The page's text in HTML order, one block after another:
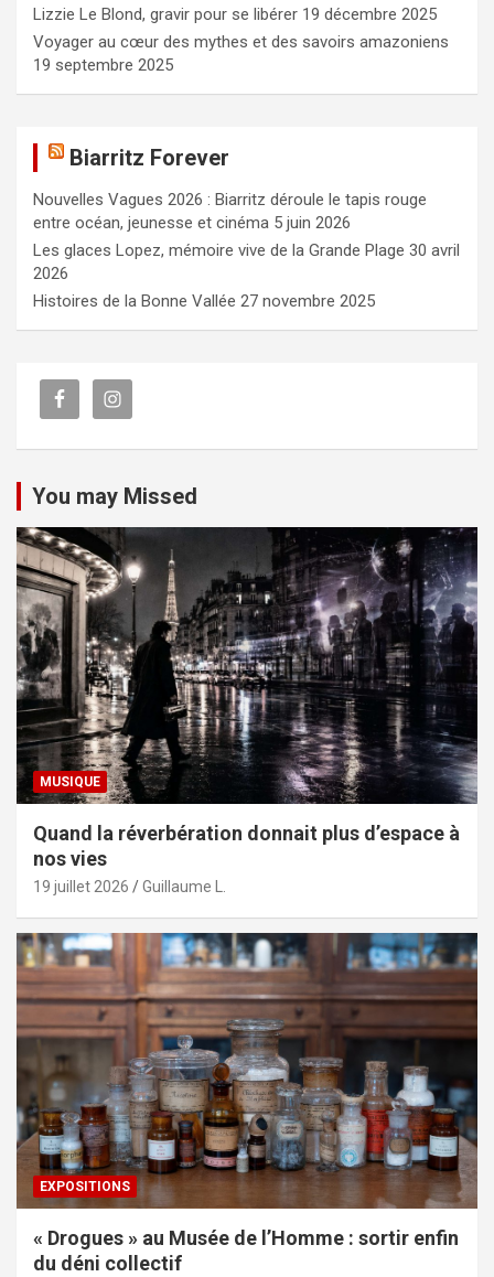
e
r
Lizzie Le Blond, gravir pour se libérer 19 décembre 2025
Voyager au cœur des mythes et des savoirs amazoniens
19 septembre 2025
Biarritz Forever
Nouvelles Vagues 2026 : Biarritz déroule le tapis rouge
entre océan, jeunesse et cinéma 5 juin 2026
Les glaces Lopez, mémoire vive de la Grande Plage 30 avril
2026
Histoires de la Bonne Vallée 27 novembre 2025
You may Missed
MUSIQUE
Quand la réverbération donnait plus d’espace à
nos vies
19 juillet 2026 Guillaume L.
EXPOSITIONS
« Drogues » au Musée de l’Homme : sortir enfin
du déni collectif